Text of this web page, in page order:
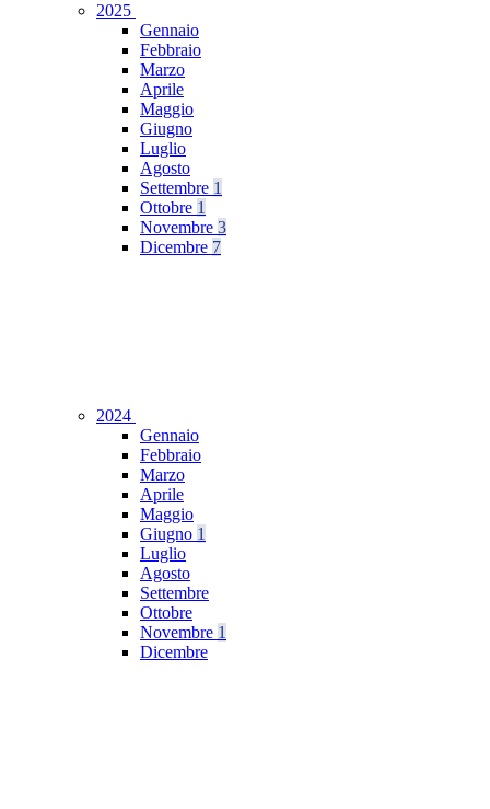
2025
Gennaio
Febbraio
Marzo
Aprile
Maggio
Giugno
Luglio
Agosto
Settembre 1
Ottobre 1
Novembre 3
Dicembre 7
2024
Gennaio
Febbraio
Marzo
Aprile
Maggio
Giugno 1
Luglio
Agosto
Settembre
Ottobre
Novembre 1
Dicembre